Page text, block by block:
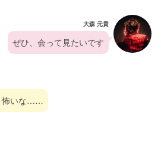
大森 元貴
ぜひ、会って見たいです
怖いな……